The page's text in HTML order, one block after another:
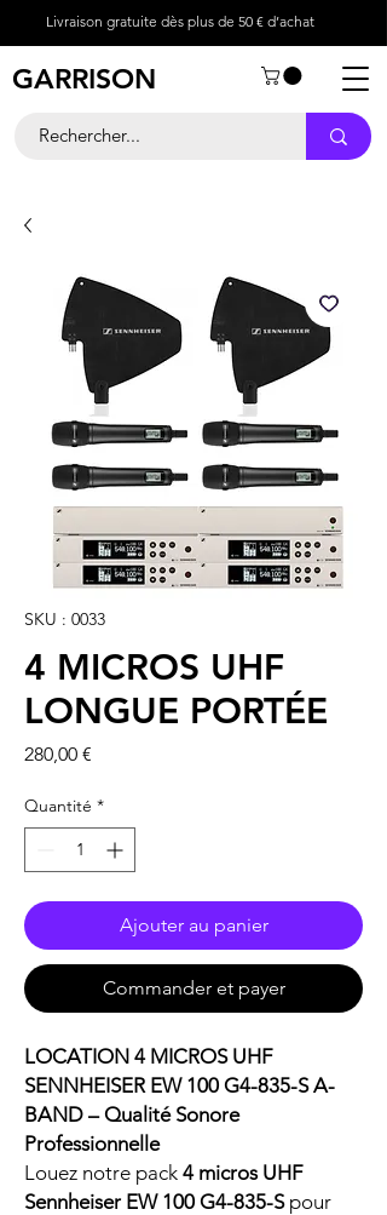
Livraison gratuite dès plus de 50 € d’achat
GARRISON
SKU : 0033
4 MICROS UHF
LONGUE PORTÉE
280,00 €
Quantité *
Ajouter au panier
Commander et payer
LOCATION 4 MICROS UHF
SENNHEISER EW 100 G4-835-S A-
BAND – Qualité Sonore
Professionnelle
Louez notre pack 4 micros UHF
Sennheiser EW 100 G4-835-Spour